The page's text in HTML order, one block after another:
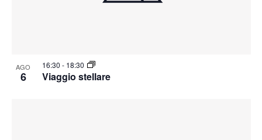
AGO
6 Viaggio stellare
16:30 - 18:30